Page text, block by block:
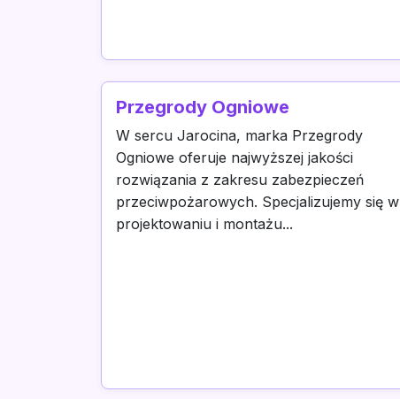
Przegrody Ogniowe
W sercu Jarocina, marka Przegrody
Ogniowe oferuje najwyższej jakości
rozwiązania z zakresu zabezpieczeń
przeciwpożarowych. Specjalizujemy się w
projektowaniu i montażu...